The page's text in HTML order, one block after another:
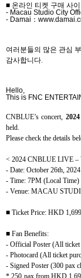
■ 온라인 티켓 구매 사이
- Macau Studio City
- Damai ：
여러분들의 많은 관심
감사합니다
Hello,
This is FNC
CNBLUE’s concert,
held.
Please check the details
< 2024 CNBLUE LIVE
- Date: October 26th,
- Time: 7PM (Local Time)
- Venue: MACAU
■ Ticket Price: HKD
■ Fan Benefits:
- Official Poster (All ticket
- Photocard (All ticket
- Signed Poster (300 pax
* 250 pax from HKD